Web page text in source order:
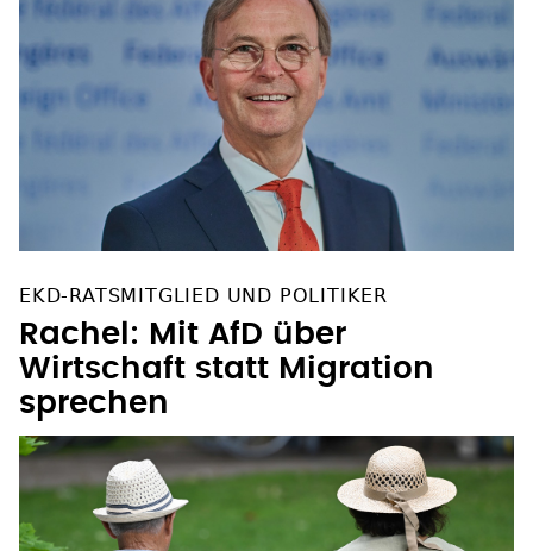
Rachel: Mit AfD über
Wirtschaft statt Migration
sprechen